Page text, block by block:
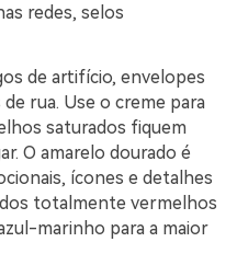
redes, selos
de artifício, envelopes
rua. Use o creme para
saturados fiquem
O amarelo dourado é
ícones e detalhes
totalmente vermelhos
marinho para a maior